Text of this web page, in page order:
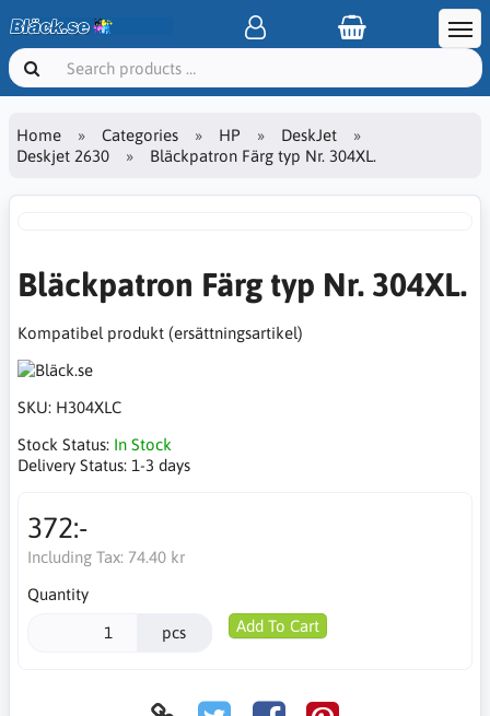
Home Categories HP
DeskJet
Deskjet 2630
Bläckpatron Färg typ Nr. 304XL.
Bläckpatron Färg typ Nr. 304XL.
Kompatibel produkt (ersättningsartikel)
SKU: H304XLC
Stock Status: In Stock
Delivery Status: 1-3 days
372:-
Including Tax: 74.40 kr
Quantity
pcs Add To Cart